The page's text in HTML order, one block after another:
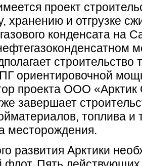
проект
хранению и отгрузке
конденсата на
строительство
ориентировочной
проекта ООО
завершает
топлива и
месторождения.
развития Арктики